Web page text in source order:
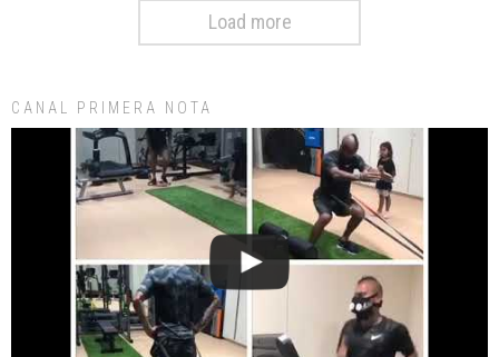
Load more
CANAL PRIMERA NOTA